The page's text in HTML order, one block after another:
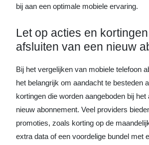
bij aan een optimale mobiele ervaring.
Let op acties en
afsluiten van een nieuw
Bij het vergelijken van mobiele telefoon
het belangrijk om aandacht te besteden
kortingen die worden aangeboden bij
nieuw abonnement. Veel providers
promoties, zoals korting op de
extra data of een voordelige bundel met